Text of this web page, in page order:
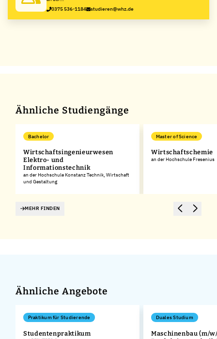
Westsächsische
Hochschule
Zwickau
0375 536-1184 studieren@whz.de
Ähnliche Studiengänge
Bachelor
Wirtschaftsingenieurwesen
Elektro- und
Informationstechnik
an der Hochschule Konstanz Technik, Wirtschaft
und Gestaltung
Master of Science
Wirtschaftschemie
an der Hochschule Fresenius
MEHR FINDEN
Ähnliche Angebote
Praktikum für Studierende
Studentenpraktikum
Duales Studium
Maschinenbau (m/